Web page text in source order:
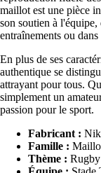
maillot est une pièce
son soutien à l'équipe,
entraînements ou
En plus de ses
authentique se
attrayant pour tous.
simplement un
passion pour le sport.
Fabricant :
Famille :
Thème : Rugby